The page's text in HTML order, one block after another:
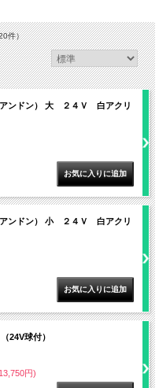
件）
アンドン） 大 ２４Ｖ 白アクリ
アンドン） 小 ２４Ｖ 白アクリ
24V球付）
円)